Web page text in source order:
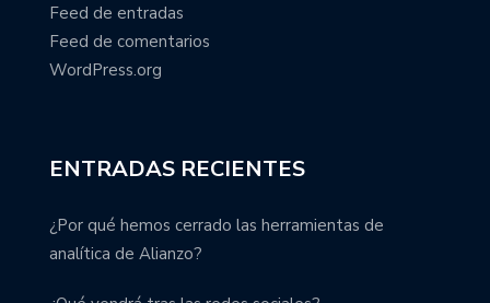
Feed de entradas
Feed de comentarios
WordPress.org
ENTRADAS RECIENTES
¿Por qué hemos cerrado las herramientas de
analítica de Alianzo?